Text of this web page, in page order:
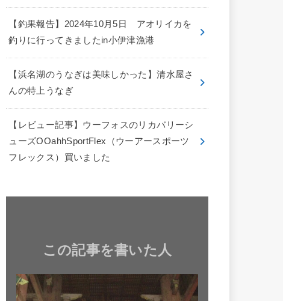
【釣果報告】2024年10月5日 アオリイカを
釣りに行ってきましたin小伊津漁港
【浜名湖のうなぎは美味しかった】清水屋さ
んの特上うなぎ
【レビュー記事】ウーフォスのリカバリーシ
ューズOOahhSportFlex（ウーアースポーツ
フレックス）買いました
この記事を書いた人